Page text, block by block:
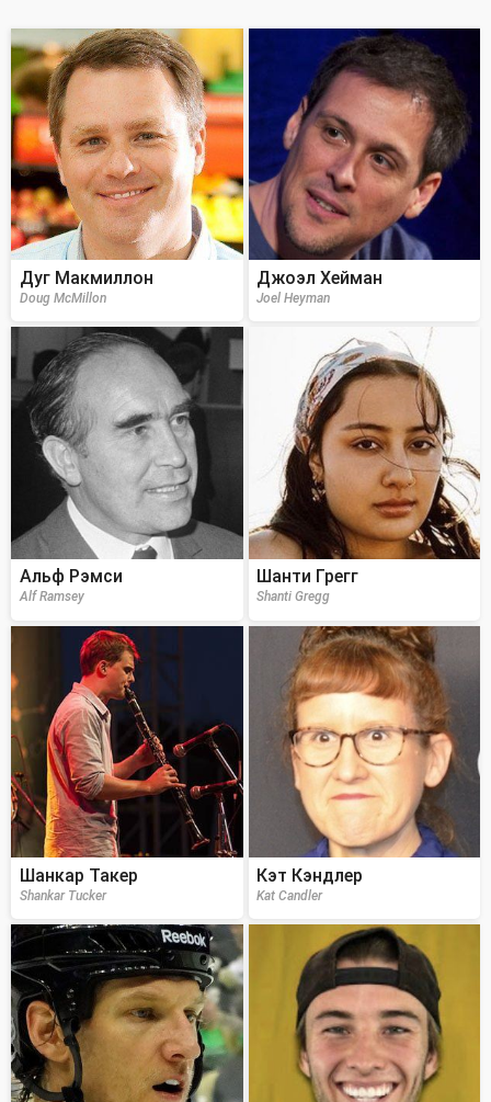
Дуг Макмиллон
Doug McMillon
Джоэл Хейман
Joel Heyman
Альф Рэмси
Alf Ramsey
Шанти Грегг
Shanti Gregg
Шанкар Такер
Shankar Tucker
Кэт Кэндлер
Kat Candler